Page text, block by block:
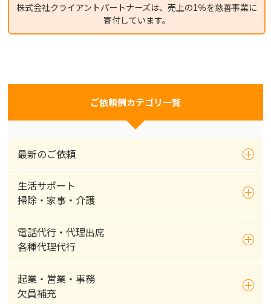
株式会社クライアントパートナーズは、売上の1％を慈善事業に
寄付しています。
ご依頼例カテゴリ一覧
最新のご依頼
生活サポート
掃除・家事・介護
電話代行・代理出席
各種代理代行
起業・営業・事務
欠員補充